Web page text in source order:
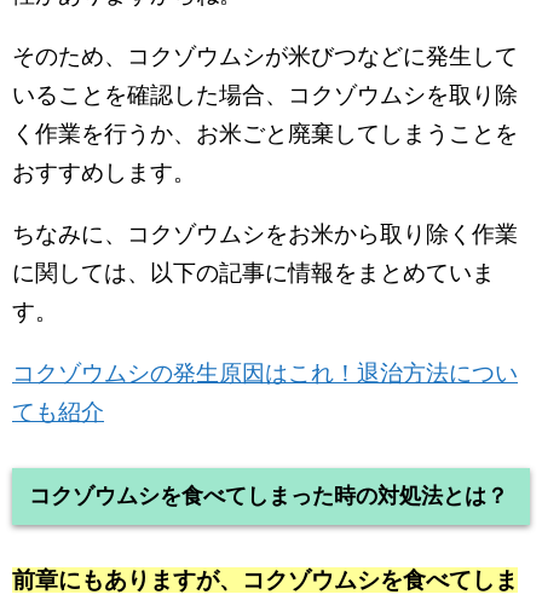
そのため、コクゾウムシが米びつなどに発生して
いることを確認した場合、コクゾウムシを取り除
く作業を行うか、お米ごと廃棄してしまうことを
おすすめします。
ちなみに、コクゾウムシをお米から取り除く作業
に関しては、以下の記事に情報をまとめていま
す。
コクゾウムシの発生原因はこれ！退治方法につい
ても紹介
コクゾウムシを食べてしまった時の対処法とは？
前章にもありますが、コクゾウムシを食べてしま